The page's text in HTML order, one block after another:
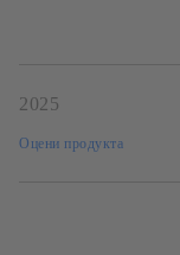
2025
Оцени продукта